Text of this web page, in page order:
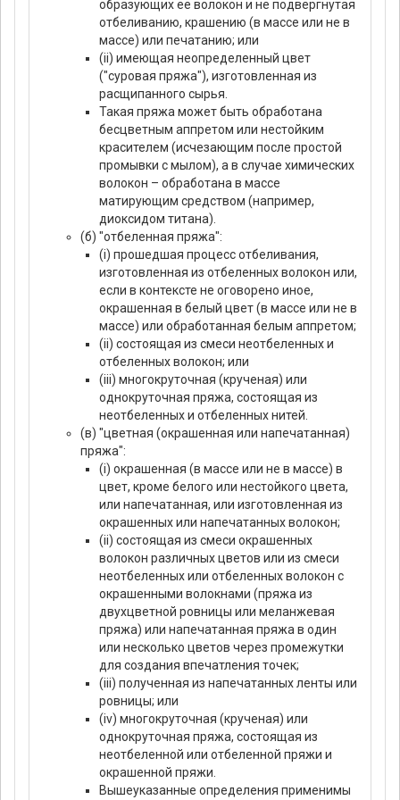
образующих ее волокон и не подвергнутая
отбеливанию, крашению (в массе или не в
массе) или печатанию; или
(ii) имеющая неопределенный цвет
("суровая пряжа"), изготовленная из
расщипанного сырья.
Такая пряжа может быть обработана
бесцветным аппретом или нестойким
красителем (исчезающим после простой
промывки с мылом), а в случае химических
волокон – обработана в массе
матирующим средством (например,
диоксидом титана).
(б) "отбеленная пряжа":
(i) прошедшая процесс отбеливания,
изготовленная из отбеленных волокон или,
если в контексте не оговорено иное,
окрашенная в белый цвет (в массе или не в
массе) или обработанная белым аппретом;
(ii) состоящая из смеси неотбеленных и
отбеленных волокон; или
(iii) многокруточная (крученая) или
однокруточная пряжа, состоящая из
неотбеленных и отбеленных нитей.
(в) "цветная (окрашенная или напечатанная)
пряжа":
(i) окрашенная (в массе или не в массе) в
цвет, кроме белого или нестойкого цвета,
или напечатанная, или изготовленная из
окрашенных или напечатанных волокон;
(ii) состоящая из смеси окрашенных
волокон различных цветов или из смеси
неотбеленных или отбеленных волокон с
окрашенными волокнами (пряжа из
двухцветной ровницы или меланжевая
пряжа) или напечатанная пряжа в один
или несколько цветов через промежутки
для создания впечатления точек;
(iii) полученная из напечатанных ленты или
ровницы; или
(iv) многокруточная (крученая) или
однокруточная пряжа, состоящая из
неотбеленной или отбеленной пряжи и
окрашенной пряжи.
Вышеуказанные определения применимы